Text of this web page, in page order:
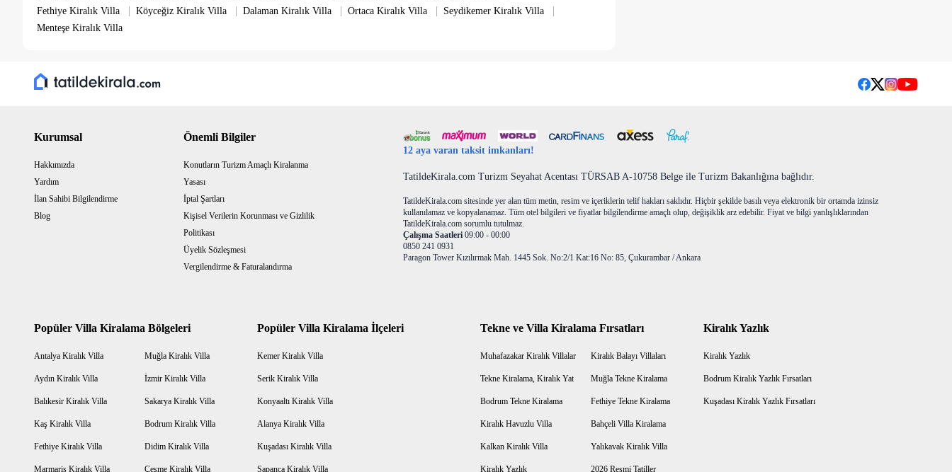
Fethiye Kiralık Villa | Köyceğiz Kiralık Villa | Dalaman Kiralık Villa | Ortaca Kiralık Villa | Seydikemer Kiralık Villa |
Menteşe Kiralık Villa
Kurumsal
Hakkımızda
Yardım
İlan Sahibi Bilgilendirme
Blog
Önemli Bilgiler
Konutların Turizm Amaçlı Kiralanma
Yasası
İptal Şartları
Kişisel Verilerin Korunması ve Gizlilik
Politikası
Üyelik Sözleşmesi
Vergilendirme & Faturalandırma
12 aya varan taksit imkanları!
TatildeKirala.com Turizm Seyahat Acentası TÜRSAB A-10758 Belge ile Turizm Bakanlığına bağlıdır.
TatildeKirala.com sitesinde yer alan tüm metin, resim ve içeriklerin telif hakları saklıdır. Hiçbir şekilde basılı veya elektronik bir ortamda izinsiz
kullanılamaz ve kopyalanamaz. Tüm otel bilgileri ve fiyatlar bilgilendirme amaçlı olup, değişiklik arz edebilir. Fiyat ve bilgi yanlışlıklarından
TatildeKirala.com sorumlu tutulmaz.
Çalışma Saatleri 09:00 - 00:00
0850 241 0931
Paragon Tower Kızılırmak Mah. 1445 Sok. No:2/1 Kat:16 No: 85, Çukurambar / Ankara
Popüler Villa Kiralama Bölgeleri
Antalya Kiralık Villa Muğla Kiralık Villa
Aydın Kiralık Villa İzmir Kiralık Villa
Balıkesir Kiralık Villa Sakarya Kiralık Villa
Kaş Kiralık Villa Bodrum Kiralık Villa
Fethiye Kiralık Villa Didim Kiralık Villa
Marmaris Kiralık Villa Çeşme Kiralık Villa
Popüler Villa Kiralama İlçeleri
Kemer Kiralık Villa
Serik Kiralık Villa
Konyaaltı Kiralık Villa
Alanya Kiralık Villa
Kuşadası Kiralık Villa
Sapanca Kiralık Villa
Tekne ve Villa Kiralama Fırsatları
Muhafazakar Kiralık Villalar Kiralık Balayı Villaları
Tekne Kiralama, Kiralık Yat Muğla Tekne Kiralama
Bodrum Tekne Kiralama Fethiye Tekne Kiralama
Kiralık Havuzlu Villa Bahçeli Villa Kiralama
Kalkan Kiralık Villa Yalıkavak Kiralık Villa
Kiralık Yazlık 2026 Resmi Tatiller
Kiralık Yazlık
Kiralık Yazlık
Bodrum Kiralık Yazlık Fırsatları
Kuşadası Kiralık Yazlık Fırsatları